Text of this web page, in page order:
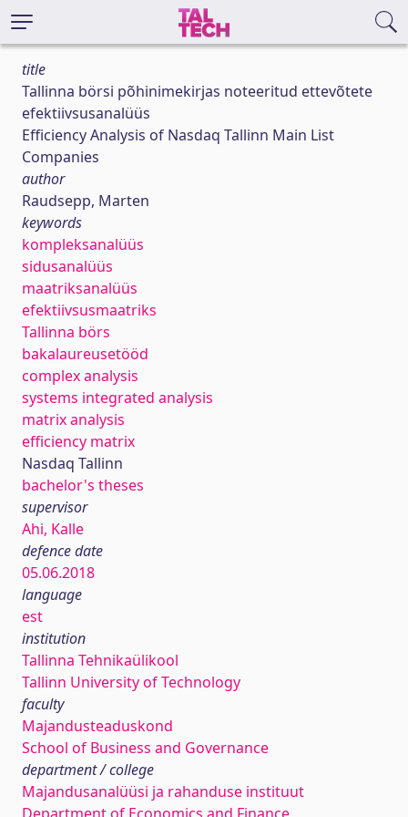
title
Tallinna börsi põhinimekirjas noteeritud ettevõtete
efektiivsusanalüüs
Efficiency Analysis of Nasdaq Tallinn Main List
Companies
author
Raudsepp, Marten
keywords
kompleksanalüüs
sidusanalüüs
maatriksanalüüs
efektiivsusmaatriks
Tallinna börs
bakalaureusetööd
complex analysis
systems integrated analysis
matrix analysis
efficiency matrix
Nasdaq Tallinn
bachelor's theses
supervisor
Ahi, Kalle
defence date
05.06.2018
language
est
institution
Tallinna Tehnikaülikool
Tallinn University of Technology
faculty
Majandusteaduskond
School of Business and Governance
department / college
Majandusanalüüsi ja rahanduse instituut